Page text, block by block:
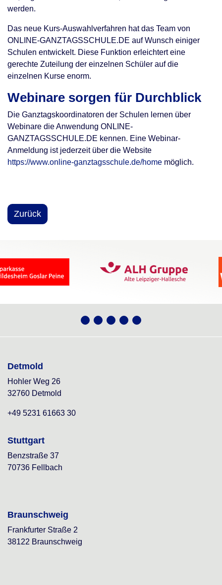
werden.
Das neue Kurs-Auswahlverfahren hat das Team von
ONLINE-GANZTAGSSCHULE.DE auf Wunsch einiger
Schulen entwickelt. Diese Funktion erleichtert eine
gerechte Zuteilung der einzelnen Schüler auf die
einzelnen Kurse enorm.
Webinare sorgen für Durchblick
Die Ganztagskoordinatoren der Schulen lernen über
Webinare die Anwendung ONLINE-
GANZTAGSSCHULE.DE kennen. Eine Webinar-
Anmeldung ist jederzeit über die Website
https://www.online-ganztagsschule.de/home möglich.
Zurück
Detmold
Hohler Weg 26
32760 Detmold
+49 5231 61663 30
Stuttgart
Benzstraße 37
70736 Fellbach
Braunschweig
Frankfurter Straße 2
38122 Braunschweig